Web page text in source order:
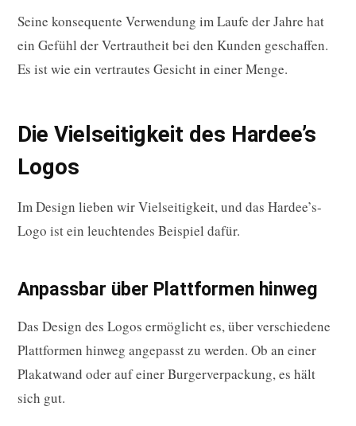
Seine konsequente Verwendung im Laufe der Jahre hat
ein Gefühl der Vertrautheit bei den Kunden geschaffen.
Es ist wie ein vertrautes Gesicht in einer Menge.
Die Vielseitigkeit des Hardee’s
Logos
Im Design lieben wir Vielseitigkeit, und das Hardee’s-
Logo ist ein leuchtendes Beispiel dafür.
Anpassbar über Plattformen hinweg
Das Design des Logos ermöglicht es, über verschiedene
Plattformen hinweg angepasst zu werden. Ob an einer
Plakatwand oder auf einer Burgerverpackung, es hält
sich gut.